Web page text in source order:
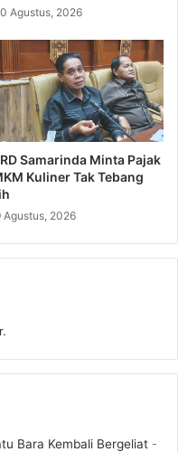
Agustus, 2026
Samarinda Minta Pajak
Kuliner Tak Tebang
Agustus, 2026
Bara Kembali Bergeliat